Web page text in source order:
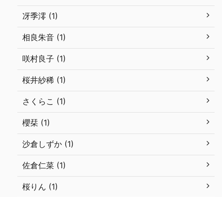
冴季澪 (1)
相良朱音 (1)
咲村良子 (1)
桜井紗稀 (1)
さくらこ (1)
櫻栞 (1)
沙倉しずか (1)
佐倉仁菜 (1)
桜りん (1)